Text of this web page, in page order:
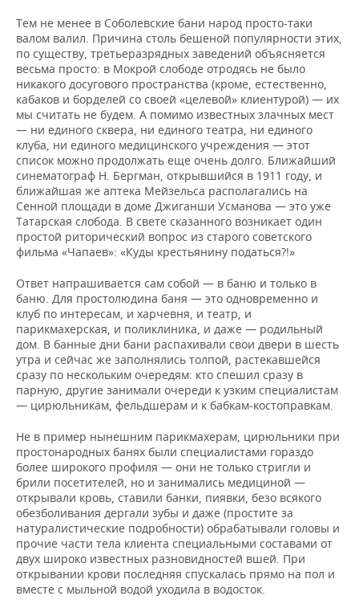
Тем не менее в Соболевские бани народ просто-таки
валом валил. Причина столь бешеной популярности этих,
по существу, третьеразрядных заведений объясняется
весьма просто: в Мокрой слободе отродясь не было
никакого досугового пространства (кроме, естественно,
кабаков и борделей со своей «целевой» клиентурой) — их
мы считать не будем. А помимо известных злачных мест
— ни единого сквера, ни единого театра, ни единого
клуба, ни единого медицинского учреждения — этот
список можно продолжать еще очень долго. Ближайший
синематограф Н. Бергман, открывшийся в 1911 году, и
ближайшая же аптека Мейзельса располагались на
Сенной площади в доме Джиганши Усманова — это уже
Татарская слобода. В свете сказанного возникает один
простой риторический вопрос из старого советского
фильма «Чапаев»: «Куды крестьянину податься?!»
Ответ напрашивается сам собой — в баню и только в
баню. Для простолюдина баня — это одновременно и
клуб по интересам, и харчевня, и театр, и
парикмахерская, и поликлиника, и даже — родильный
дом. В банные дни бани распахивали свои двери в шесть
утра и сейчас же заполнялись толпой, растекавшейся
сразу по нескольким очередям: кто спешил сразу в
парную, другие занимали очереди к узким специалистам
— цирюльникам, фельдшерам и к бабкам-костоправкам.
Не в пример нынешним парикмахерам, цирюльники при
простонародных банях были специалистами гораздо
более широкого профиля — они не только стригли и
брили посетителей, но и занимались медициной —
открывали кровь, ставили банки, пиявки, безо всякого
обезболивания дергали зубы и даже (простите за
натуралистические подробности) обрабатывали головы и
прочие части тела клиента специальными составами от
двух широко известных разновидностей вшей. При
открывании крови последняя спускалась прямо на пол и
вместе с мыльной водой уходила в водосток.